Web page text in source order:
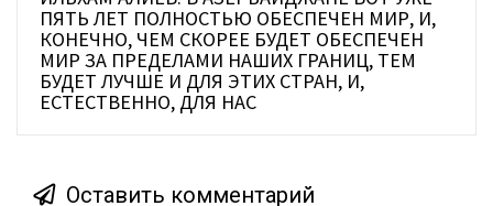
ПЯТЬ ЛЕТ ПОЛНОСТЬЮ ОБЕСПЕЧЕН МИР, И,
КОНЕЧНО, ЧЕМ СКОРЕЕ БУДЕТ ОБЕСПЕЧЕН
МИР ЗА ПРЕДЕЛАМИ НАШИХ ГРАНИЦ, ТЕМ
БУДЕТ ЛУЧШЕ И ДЛЯ ЭТИХ СТРАН, И,
ЕСТЕСТВЕННО, ДЛЯ НАС
Оставить комментарий